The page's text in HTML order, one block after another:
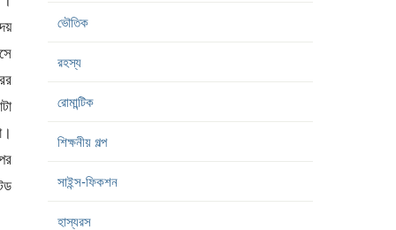
ভৌতিক
রহস্য
রোমান্টিক
শিক্ষনীয় গল্প
সাইন্স-ফিকশন
হাস্যরস